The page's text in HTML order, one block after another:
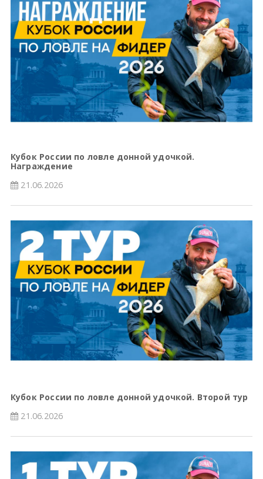
Кубок России по ловле донной удочкой.
Награждение
21.06.2026
Кубок России по ловле донной удочкой. Второй тур
21.06.2026